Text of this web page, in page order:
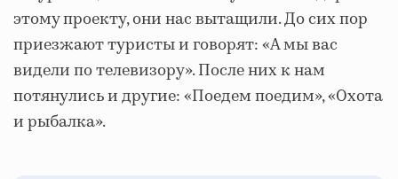
этому проекту, они нас вытащили. До сих пор
приезжают туристы и говорят: «А мы вас
видели по телевизору». После них к нам
потянулись и другие: «Поедем поедим», «Охота
и рыбалка».